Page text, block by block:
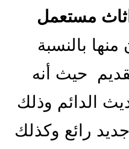
مستعمل
بالنسبة
حيث أنه
الدائم وذلك
رائع وكذلك